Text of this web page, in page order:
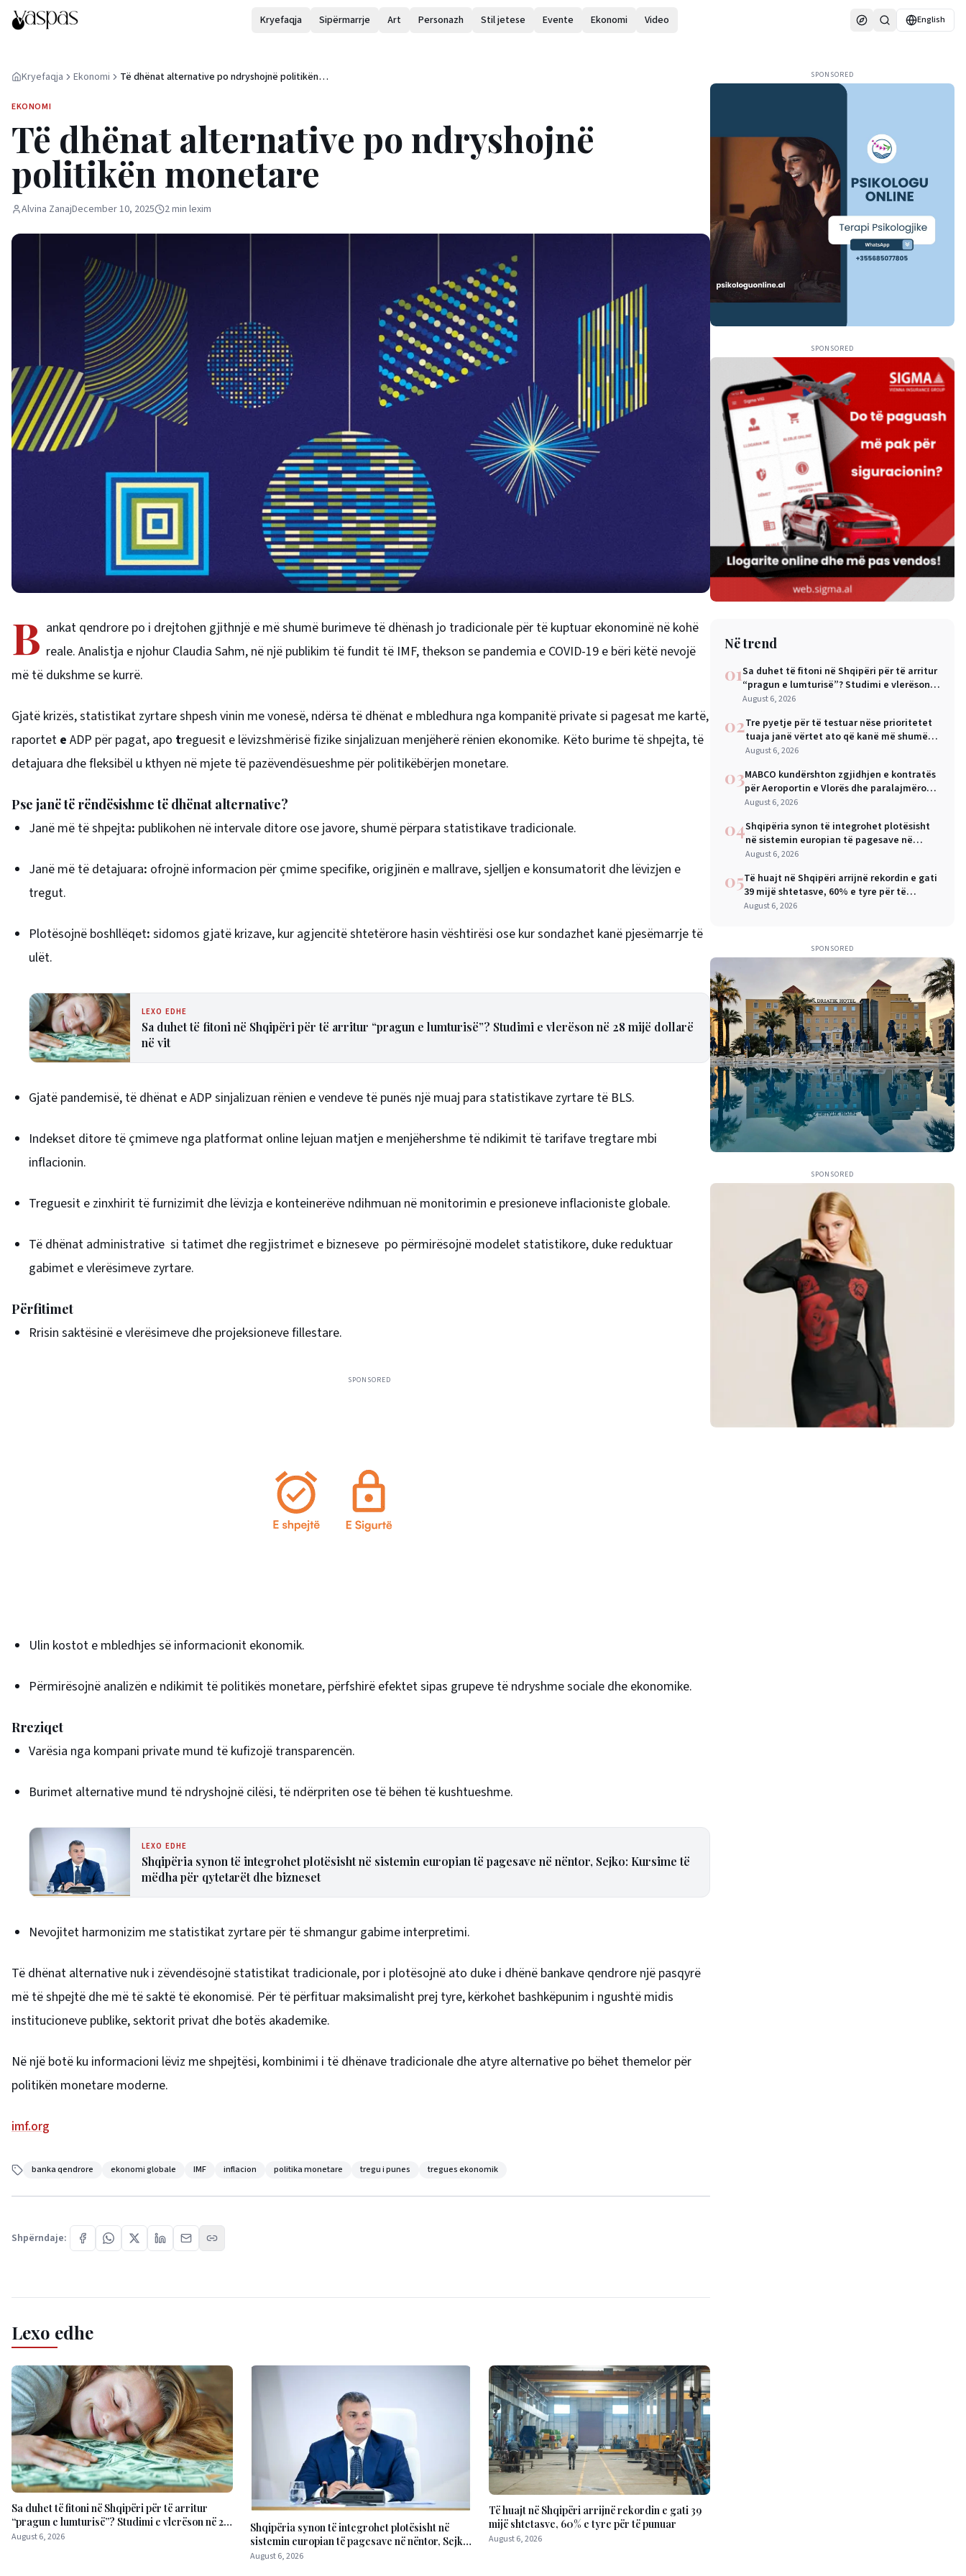
Kryefaqja Sipërmarrje Art Personazh Stil jetese Evente Ekonomi Video English
Kryefaqja Ekonomi
Të dhënat alternative po ndryshojnë politikën
EKONOMI
Të dhënat alternative po ndryshojnë
politikën monetare
Alvina ZanajDecember 10, 2025 2min lexim
B ankat qendrore po i drejtohen gjithnjë e më shumë burimeve të dhënash jo tradicionale për të kuptuar ekonominë në kohë
reale. Analistja e njohur Claudia Sahm, në një publikim të fundit të IMF, thekson se pandemia e COVID-19 e bëri këtë nevojë
më të dukshme se kurrë.
Gjatë krizës, statistikat zyrtare shpesh vinin me vonesë, ndërsa të dhënat e mbledhura nga kompanitë private si pagesat me kartë,
raportet e ADP për pagat, apo treguesit e lëvizshmërisë fizike sinjalizuan menjëherë rënien ekonomike. Këto burime të shpejta, të
detajuara dhe fleksibël u kthyen në mjete të pazëvendësueshme për politikëbërjen monetare.
Pse janë të rëndësishme të dhënat alternative?
Janë më të shpejta: publikohen në intervale ditore ose javore, shumë përpara statistikave tradicionale.
Janë më të detajuara: ofrojnë informacion për çmime specifike, origjinën e mallrave, sjelljen e konsumatorit dhe lëvizjen e
tregut.
Plotësojnë boshllëqet: sidomos gjatë krizave, kur agjencitë shtetërore hasin vështirësi ose kur sondazhet kanë pjesëmarrje të
ulët.
LEXO EDHE
Sa duhet të fitoni në Shqipëri për të arritur “pragun e lumturisë”? Studimi e vlerëson në 28 mijë dollarë
në vit
Gjatë pandemisë, të dhënat e ADP sinjalizuan rënien e vendeve të punës një muaj para statistikave zyrtare të BLS.
Indekset ditore të çmimeve nga platformat online lejuan matjen e menjëhershme të ndikimit të tarifave tregtare mbi
inflacionin.
Treguesit e zinxhirit të furnizimit dhe lëvizja e konteinerëve ndihmuan në monitorimin e presioneve inflacioniste globale.
Të dhënat administrative si tatimet dhe regjistrimet e bizneseve po përmirësojnë modelet statistikore, duke reduktuar
gabimet e vlerësimeve zyrtare.
Përfitimet
Rrisin saktësinë e vlerësimeve dhe projeksioneve fillestare.
SPONSORED
Ulin kostot e mbledhjes së informacionit ekonomik.
Përmirësojnë analizën e ndikimit të politikës monetare, përfshirë efektet sipas grupeve të ndryshme sociale dhe ekonomike.
Rreziqet
Varësia nga kompani private mund të kufizojë transparencën.
Burimet alternative mund të ndryshojnë cilësi, të ndërpriten ose të bëhen të kushtueshme.
LEXO EDHE
Shqipëria synon të integrohet plotësisht në sistemin europian të pagesave në nëntor, Sejko: Kursime të
mëdha për qytetarët dhe bizneset
Nevojitet harmonizim me statistikat zyrtare për të shmangur gabime interpretimi.
Të dhënat alternative nuk i zëvendësojnë statistikat tradicionale, por i plotësojnë ato duke i dhënë bankave qendrore një pasqyrë
më të shpejtë dhe më të saktë të ekonomisë. Për të përfituar maksimalisht prej tyre, kërkohet bashkëpunim i ngushtë midis
institucioneve publike, sektorit privat dhe botës akademike.
Në një botë ku informacioni lëviz me shpejtësi, kombinimi i të dhënave tradicionale dhe atyre alternative po bëhet themelor për
politikën monetare moderne.
imf.org
banka qendrore ekonomi globale IMF inflacion politika monetare tregu i punes tregues ekonomik
Shpërndaje:
Lexo edhe
Sa duhet të fitoni në Shqipëri për të arritur
“pragun e lumturisë”? Studimi e vlerëson në 28
mijë dollarë në vit
August 6, 2026
Shqipëria synon të integrohet plotësisht në
sistemin europian të pagesave në nëntor, Sejko:
Kursime të mëdha për qytetarët dhe bizneset
August 6, 2026
Të huajt në Shqipëri arrijnë rekordin e gati 39
mijë shtetasve, 60% e tyre për të punuar
August 6, 2026
SPONSORED
SPONSORED
Në trend
01Sa duhet të fitoni në Shqipëri për të arritur
“pragun e lumturisë”? Studimi e vlerëson
në 28 mijë dollarë në vit
August 6, 2026
02Tre pyetje për të testuar nëse prioritetet
tuaja janë vërtet ato që kanë më shumë
rëndësi
August 6, 2026
03MABCO kundërshton zgjidhjen e kontratës
për Aeroportin e Vlorës dhe paralajmëron
arbitrazh ndërkombëtar
August 6, 2026
04Shqipëria synon të integrohet plotësisht
në sistemin europian të pagesave në
nëntor, Sejko: Kursime të mëdha për
August 6, 2026
05Të huajt në Shqipëri arrijnë rekordin e gati
39 mijë shtetasve, 60% e tyre për të
punuar
August 6, 2026
SPONSORED
SPONSORED